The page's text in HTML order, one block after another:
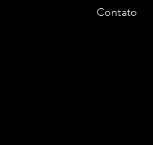
Contato